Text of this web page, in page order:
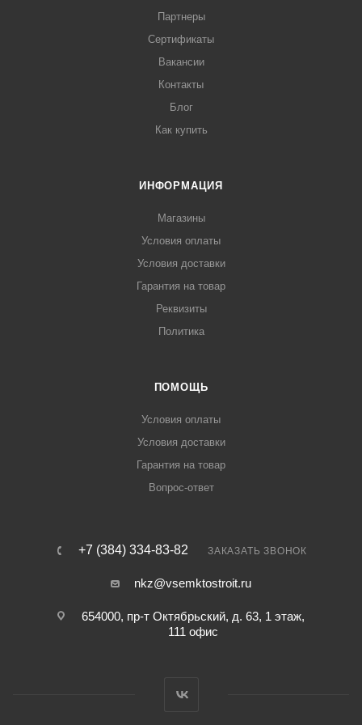
Партнеры
Сертификаты
Вакансии
Контакты
Блог
Как купить
ИНФОРМАЦИЯ
Магазины
Условия оплаты
Условия доставки
Гарантия на товар
Реквизиты
Политика
ПОМОЩЬ
Условия оплаты
Условия доставки
Гарантия на товар
Вопрос-ответ
+7 (384) 334-83-82 ЗАКАЗАТЬ ЗВОНОК
nkz@vsemktostroit.ru
654000, ​пр-т Октябрьский, д. 63, 1 этаж,
111 офис